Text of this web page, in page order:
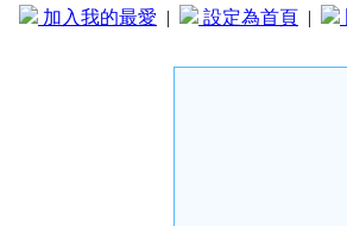
加入我的最愛 | 設定為首頁 |